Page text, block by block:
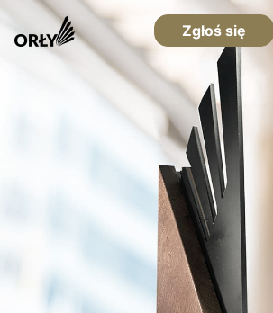
Zgłoś się